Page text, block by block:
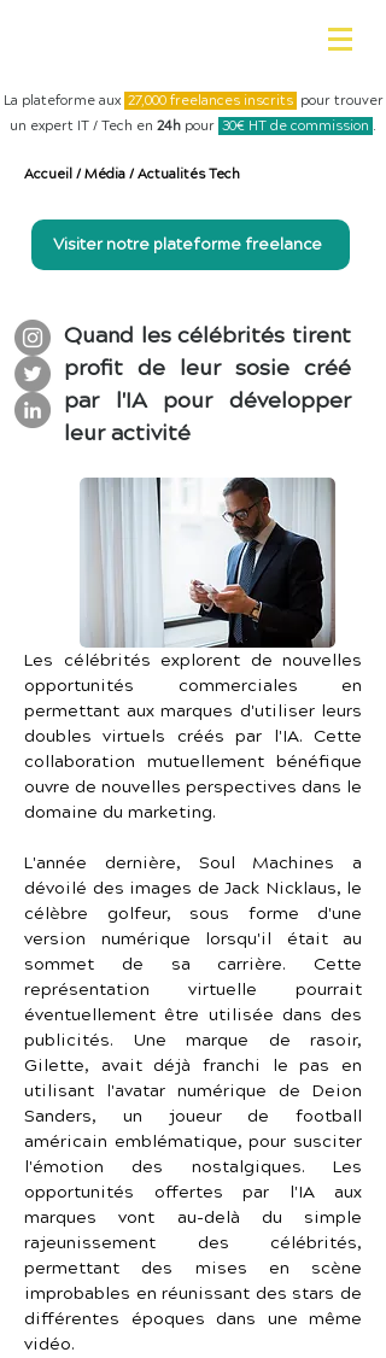
La plateforme aux 27,000 freelances inscrits pour trouver
un expert IT / Tech en 24h pour 30€ HT de commission .
Accueil / Média / Actualités Tech
Visiter notre plateforme freelance
Quand les célébrités tirent
profit de leur sosie créé
par l'IA pour développer
leur activité
Les célébrités explorent de nouvelles
opportunités commerciales en
permettant aux marques d'utiliser leurs
doubles virtuels créés par l'IA. Cette
collaboration mutuellement bénéfique
ouvre de nouvelles perspectives dans le
domaine du marketing.
L'année dernière, Soul Machines a
dévoilé des images de Jack Nicklaus, le
célèbre golfeur, sous forme d'une
version numérique lorsqu'il était au
sommet de sa carrière. Cette
représentation virtuelle pourrait
éventuellement être utilisée dans des
publicités. Une marque de rasoir,
Gilette, avait déjà franchi le pas en
utilisant l'avatar numérique de Deion
Sanders, un joueur de football
américain emblématique, pour susciter
l'émotion des nostalgiques. Les
opportunités offertes par l'IA aux
marques vont au-delà du simple
rajeunissement des célébrités,
permettant des mises en scène
improbables en réunissant des stars de
différentes époques dans une même
vidéo.